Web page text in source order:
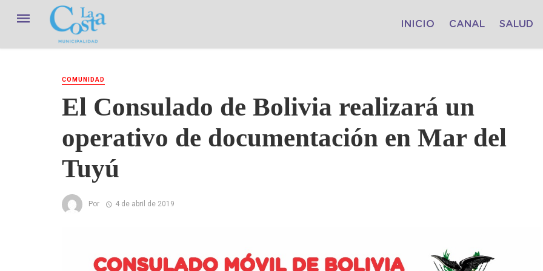
INICIO CANAL SALUD
COMUNIDAD
El Consulado de Bolivia realizará un
operativo de documentación en Mar del
Tuyú
Por 4 de abril de 2019